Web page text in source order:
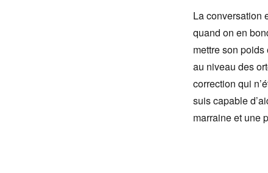
La conversation
quand on en
mettre son
au niveau des
correction qui
suis capable
marraine et une